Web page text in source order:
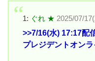
1: ぐれ ★ 2025/07/
>>7/16(水) 17:17配
プレジデントオン